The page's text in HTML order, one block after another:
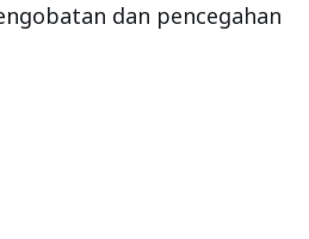
dan pencegahan